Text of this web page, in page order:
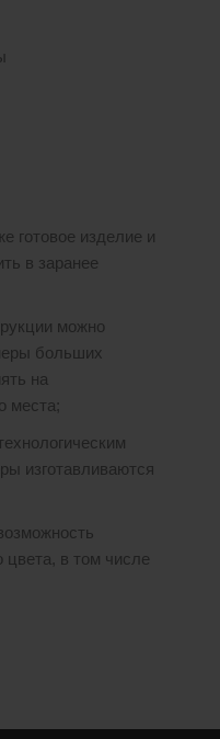
готовое изделие и
в заранее
можно
больших
на
места;
изготавливаются
цвета, в том числе